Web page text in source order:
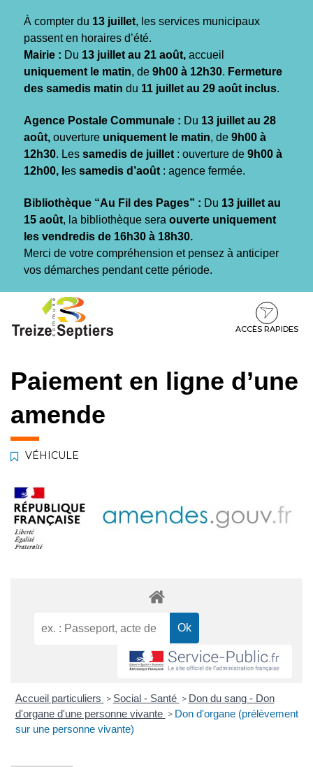
À compter du 13 juillet, les services municipaux
passent en horaires d’été.
Mairie : Du 13 juillet au 21 août, accueil
uniquement le matin, de 9h00 à 12h30. Fermeture
des samedis matin du 11 juillet au 29 août inclus.
Agence Postale Communale : Du 13 juillet au 28
août, ouverture uniquement le matin, de 9h00 à
12h30. Les samedis de juillet : ouverture de 9h00 à
12h00, l es samedis d’août : agence fermée.
Bibliothèque “Au Fil des Pages” : Du 13 juillet au
15 août, la bibliothèque sera ouverte uniquement
les vendredis de 16h30 à 18h30.
Merci de votre compréhension et pensez à anticiper
vos démarches pendant cette période.
contenu
pied
ACCÈS RAPIDES
Paiement en ligne d’une
amende
VÉHICULE
Accueil particuliers > Social - Santé > Don du sang - Don
d'organe d'une personne vivante > Don d'organe (prélèvement
sur une personne vivante)